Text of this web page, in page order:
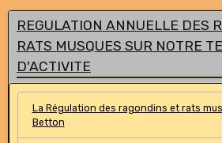
REGULATION ANNUELLE DES
RATS MUSQUES SUR NOTRE
D'ACTIVITE
La Régulation des ragondins et rats
Betton